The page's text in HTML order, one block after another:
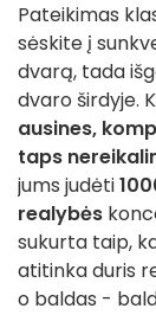
Pateikimas
sėskite į
dvarą, tada
dvaro širdyje.
ausines,
taps
jums judėti
realybės
sukurta taip,
atitinka duris
o baldas -